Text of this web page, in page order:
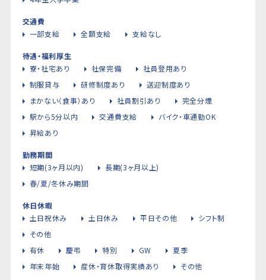
交通費
一部支給
全額支給 支給なし
待遇・福利厚生
寮・社宅あり
社保完備
社員登用あり
制服貸与
研修制度あり
送迎制度あり
まかない（食事）あり
社員割引あり
完全分煙
駅から5分以内
交通費支給
バイク・車通勤OK
昇給あり
勤務期間
短期(3ヶ月以内)
長期(3ヶ月以上)
春/夏/冬休み期間
休日休暇
土日祝休み
土日休み 平日その他
シフト制
その他
有休
慶弔 特別 GW
夏季
年末年始
産休・育休取得実績あり その他